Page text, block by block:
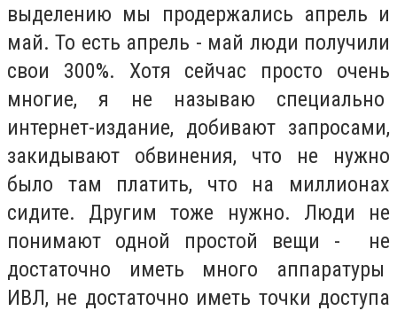
выделению мы продержались апрель и
май. То есть апрель - май люди получили
свои 300%. Хотя сейчас просто очень
многие, я не называю специально
интернет-издание, добивают запросами,
закидывают обвинения, что не нужно
было там платить, что на миллионах
сидите. Другим тоже нужно. Люди не
понимают одной простой вещи - не
достаточно иметь много аппаратуры
ИВЛ, не достаточно иметь точки доступа